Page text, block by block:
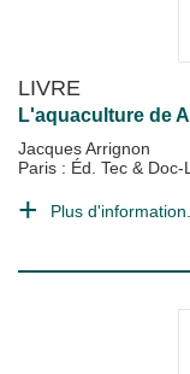
LIVRE
L'aquaculture de
Jacques Arrignon
Paris : Éd. Tec & Doc-
Plus d'information...